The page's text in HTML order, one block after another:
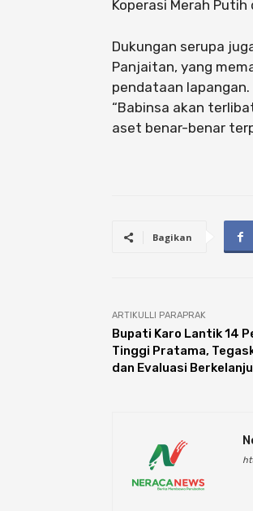
Koperasi Merah Putih
Dukungan serupa
Panjaitan, yang
pendataan lapangan.
“Babinsa akan
aset benar-benar
Bagikan
ARTIKULLI PARAPRAK
Bupati Karo Lantik 14
Tinggi Pratama,
dan Evaluasi